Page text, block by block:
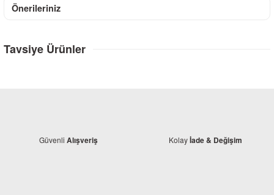
Önerileriniz
Tavsiye Ürünler
Güvenli Alışveriş Kolayİade & Değişim